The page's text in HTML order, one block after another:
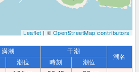
Leaflet| ©OpenStreetMap contributors
満潮 干潮
潮名
潮位 時刻
潮位